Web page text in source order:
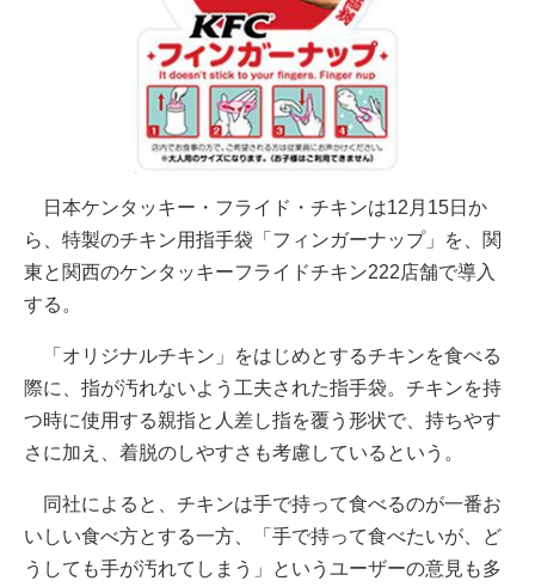
日本ケンタッキー・フライド・チキンは12月15日か
ら、特製のチキン用指手袋「フィンガーナップ」を、関
東と関西のケンタッキーフライドチキン222店舗で導入
する。
「オリジナルチキン」をはじめとするチキンを食べる
際に、指が汚れないよう工夫された指手袋。チキンを持
つ時に使用する親指と人差し指を覆う形状で、持ちやす
さに加え、着脱のしやすさも考慮しているという。
同社によると、チキンは手で持って食べるのが一番お
いしい食べ方とする一方、「手で持って食べたいが、ど
うしても手が汚れてしまう」というユーザーの意見も多